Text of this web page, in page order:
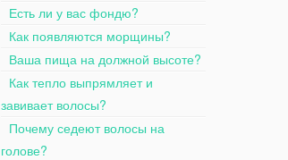
Есть ли у вас фондю?
Как появляются морщины?
Ваша пища на должной высоте?
Как тепло выпрямляет и
завивает волосы?
Почему седеют волосы на
голове?